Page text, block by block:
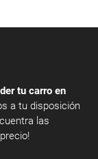
tu carro en
a tu disposición
las